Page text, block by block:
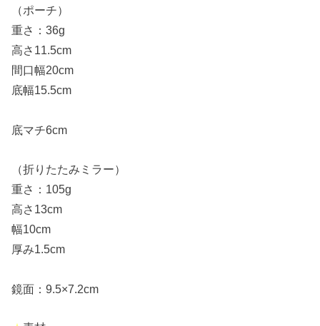
（ポーチ）
重さ：36g
高さ11.5cm
間口幅20cm
底幅15.5cm
底マチ6cm
（折りたたみミラー）
重さ：105g
高さ13cm
幅10cm
厚み1.5cm
鏡面：9.5×7.2cm